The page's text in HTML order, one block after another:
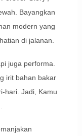
Bayangkan
modern yang
di jalanan.
juga performa.
irit bahan bakar
hari. Jadi, Kamu